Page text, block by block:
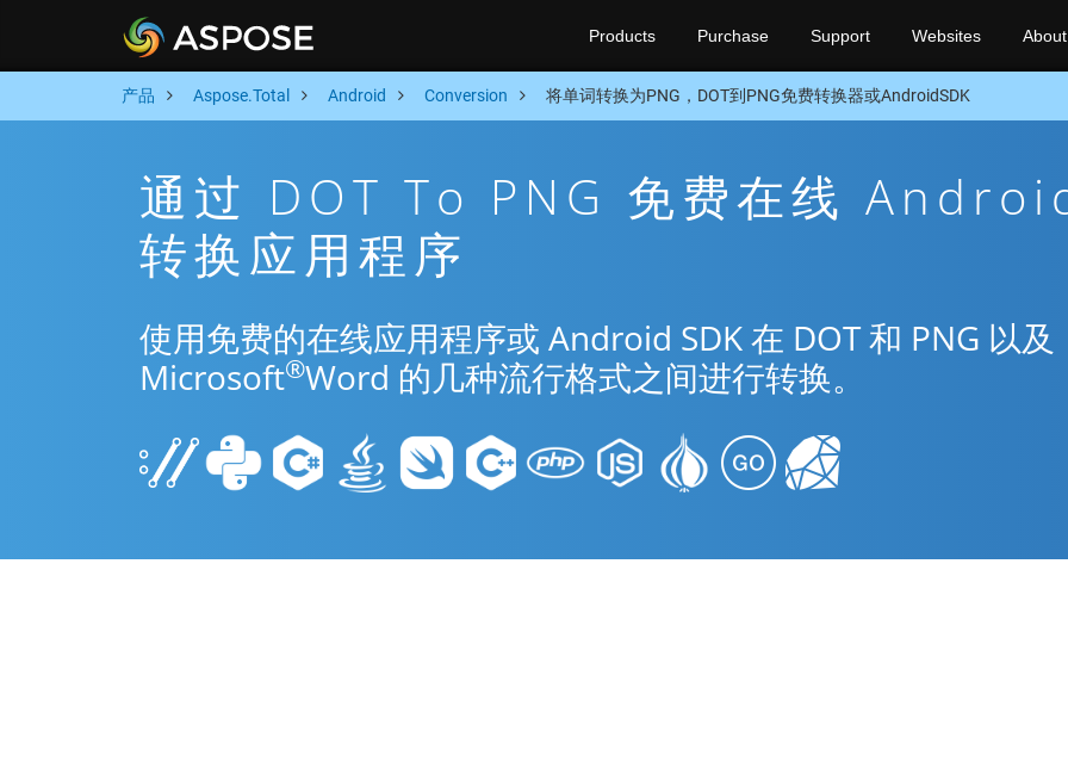
Products Purchase Support Websites About
产品 Aspose.Total Android Conversion 将单词转换为PNG，DOT到PNG免费转换器或AndroidSDK
通过 DOT To PNG 免费在线
转换应用程序
使用免费的在线应用程序或 Android SDK 在 DOT 和 PNG 以及
Microsoft®Word 的几种流行格式之间进行转换。